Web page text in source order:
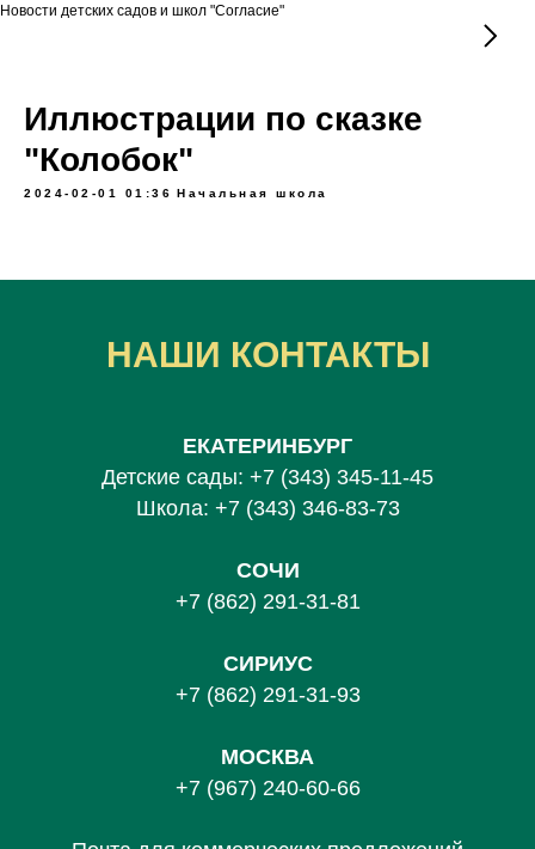
Новости детских садов и школ "Согласие"
Иллюстрации по сказке
"Колобок​"
2024-02-01 01:36 Начальная школа
НАШИ КОНТАКТЫ
ЕКАТЕРИНБУРГ
Детские сады: +7 (343) 345-11-45
Школа: +7 (343) 346-83-73
СОЧИ
+7 (862) 291-31-81
СИРИУС
+7 (862) 291-31-93
МОСКВА
+7 (967) 240-60-66